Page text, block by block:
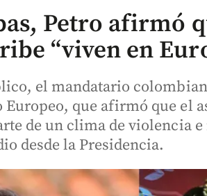
Petro afirmó
“viven en
el mandatario
Europeo, que afirmó que el
de un clima de violencia
desde la Presidencia.